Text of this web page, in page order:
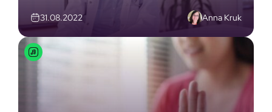
31.08.2022 Anna Kruk